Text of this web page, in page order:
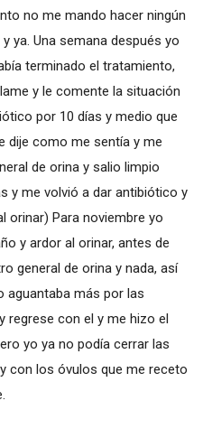
no me mando hacer ningún
ya. Una semana después yo
terminado el tratamiento,
y le comente la situación
por 10 días y medio que
dije como me sentía y me
de orina y salio limpio
y me volvió a dar antibiótico y
orinar) Para noviembre yo
y ardor al orinar, antes de
general de orina y nada, así
aguantaba más por las
regrese con el y me hizo el
yo ya no podía cerrar las
con los óvulos que me receto